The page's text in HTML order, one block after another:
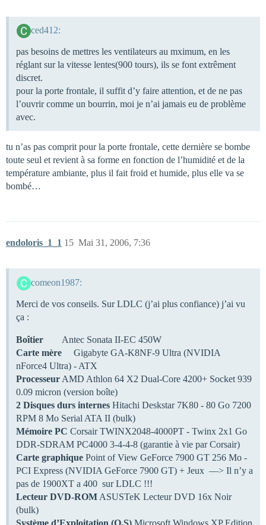
ced412:
pas besoins de mettres les ventilateurs au mximum, en les
réglant sur la vitesse lentes(900 tours), ils se font extrêment
discret.
pour la porte frontale, il suffit d’y faire attention, et de ne pas
l’ouvrir comme un bourrin, moi je n’ai jamais eu de problème
avec.
tu n’as pas comprit pour la porte frontale, cette dernière se bombe
toute seul et revient à sa forme en fonction de l’humidité et de la
température ambiante, plus il fait froid et humide, plus elle va se
bombé…
endoloris_1_1 Mai 31, 2006, 7:36
15
comeon1987:
Merci de vos conseils. Sur LDLC (j’ai plus confiance) j’ai vu
ça :
Boîtier Antec Sonata II-EC 450W
Carte mère
Gigabyte GA-K8NF-9 Ultra (NVIDIA
nForce4 Ultra) - ATX
Processeur AMD Athlon 64 X2 Dual-Core 4200+ Socket 939
0.09 micron (version boîte)
2 Disques durs internes Hitachi Deskstar 7K80 - 80 Go 7200
RPM 8 Mo Serial ATA II (bulk)
Mémoire PC Corsair TWINX2048-4000PT - Twinx 2x1 Go
DDR-SDRAM PC4000 3-4-4-8 (garantie à vie par Corsair)
Carte graphique Point of View GeForce 7900 GT 256 Mo -
PCI Express (NVIDIA GeForce 7900 GT) + Jeux —> Il n’y a
pas de 1900XT a 400  sur LDLC !!!
Lecteur DVD-ROM ASUSTeK Lecteur DVD 16x Noir
(bulk)